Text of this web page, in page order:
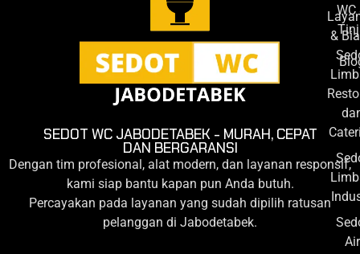
SEDOT WC JABODETABEK - MURAH, CEPAT
DAN BERGARANSI
Dengan tim profesional, alat modern, dan layanan responsif,
kami siap bantu kapan pun Anda butuh.
Percayakan pada layanan yang sudah dipilih ratusan
pelanggan di Jabodetabek.
&
WC
Air